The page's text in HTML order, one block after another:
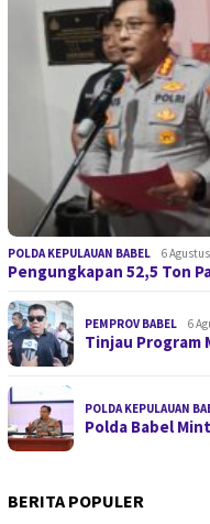
POLDA KEPULAUAN BABEL 6
Pengungkapan 52,5 Ton
PEMPROV BABEL 6
Tinjau Program
POLDA KEPULAUAN
Polda Babel
BERITA POPULER